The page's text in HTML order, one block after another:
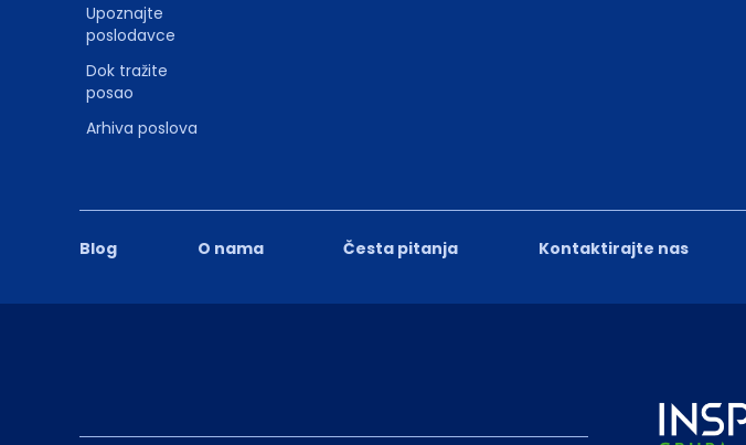
Blog O nama Česta pitanja Kontaktirajte nas
Upoznajte
poslodavce
Dok tražite
posao
Arhiva poslova